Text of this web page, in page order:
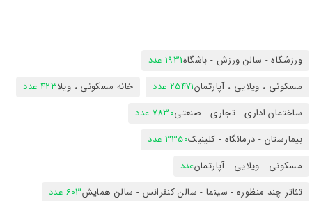
ورزشگاه - سالن ورزش - باشگاه1931 عدد
مسکونی ، ویلایی ، آپارتمان25471 عدد خانه مسکونی ، ویلا423 عدد
ساختمان اداری - تجاری - صنعتی7830 عدد
بیمارستان - درمانگاه - کلینیک3350 عدد
مسکونی - ویلایی - آپارتمانعدد
تئاتر چند منظوره - سینما - سالن کنفرانس - سالن همایش603 عدد